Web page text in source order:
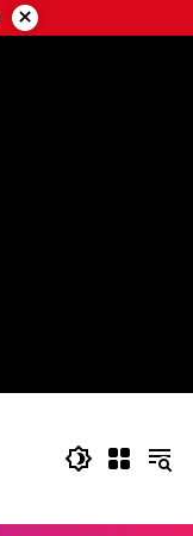
×